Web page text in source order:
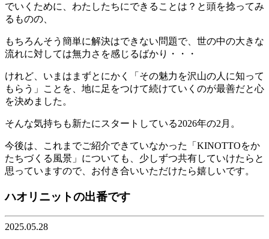
でいくために、わたしたちにできることは？と頭を捻ってみ
るものの、
もちろんそう簡単に解決はできない問題で、世の中の大きな
流れに対しては無力さを感じるばかり・・・
けれど、いまはまずとにかく「その魅力を沢山の人に知って
もらう」ことを、地に足をつけて続けていくのが最善だと心
を決めました。
そんな気持ちも新たにスタートしている2026年の2月。
今後は、これまでご紹介できていなかった「KINOTTOをか
たちづくる風景」についても、少しずつ共有していけたらと
思っていますので、お付き合いいただけたら嬉しいです。
ハオリニットの出番です
2025.05.28